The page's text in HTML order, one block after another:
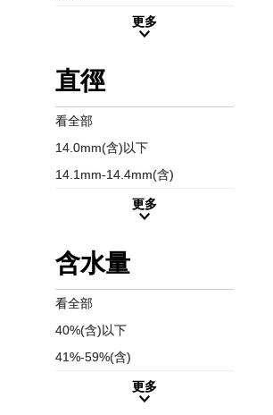
更多
直徑
看全部
14.0mm(含)以下
14.1mm-14.4mm(含)
更多
含水量
看全部
40%(含)以下
41%-59%(含)
更多